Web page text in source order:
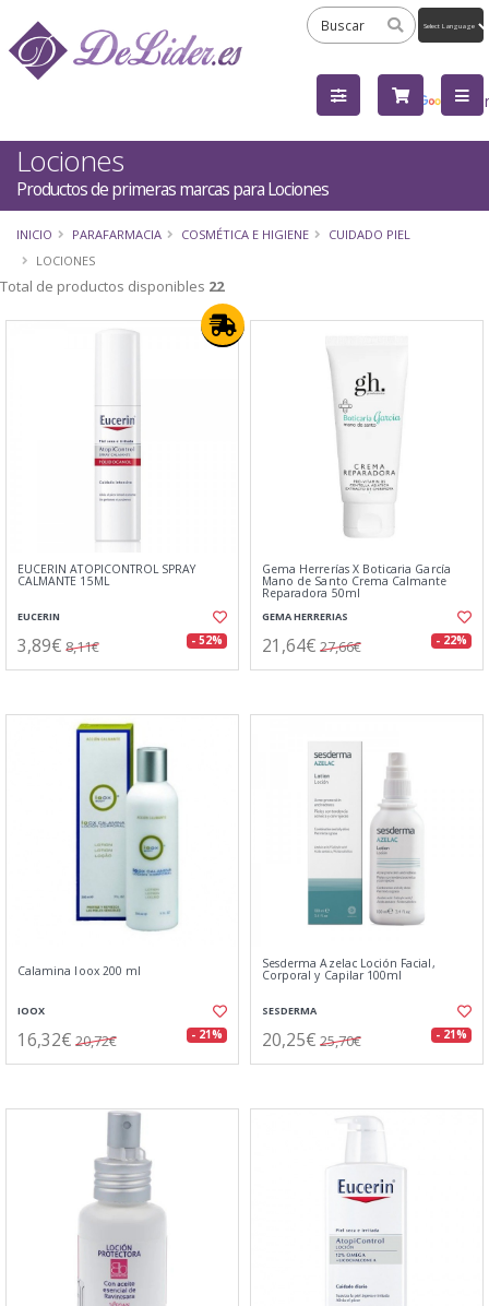
by
Lociones
Productos de primeras marcas para Lociones
INICIO PARAFARMACIA COSMÉTICA E HIGIENE
CUIDADO PIEL
LOCIONES
Total de productos disponibles 22
EUCERIN ATOPICONTROL SPRAY
CALMANTE 15ML
EUCERIN
3,89€ 8,11€ - 52%
Gema Herrerías X Boticaria García
Mano de Santo Crema Calmante
Reparadora 50ml
GEMA HERRERIAS
21,64€ 27,66€ - 22%
Calamina Ioox 200 ml
IOOX
16,32€ 20,72€ - 21%
Sesderma Azelac Loción Facial,
Corporal y Capilar 100ml
SESDERMA
20,25€ 25,70€ - 21%